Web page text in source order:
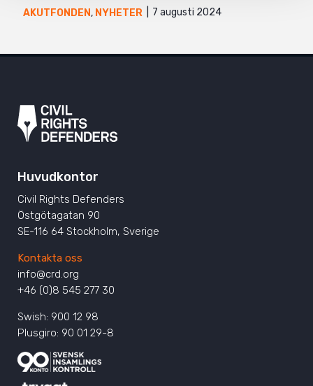
AKUTFONDEN, NYHETER 7 augusti 2024
Huvudkontor
Civil Rights Defenders
Östgötagatan 90
SE-116 64 Stockholm, Sverige
Kontakta oss
info@crd.org
+46 (0)8 545 277 30
Swish: 900 12 98
Plusgiro: 90 01 29-8